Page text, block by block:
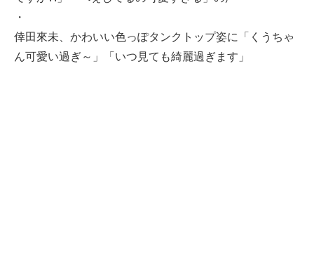
・
倖田來未、かわいい色っぽタンクトップ姿に「くうちゃ
ん可愛い過ぎ～」「いつ見ても綺麗過ぎます」